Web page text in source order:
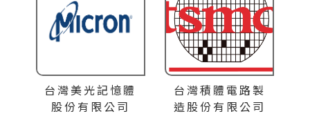
台灣美光記憶體
股份有限公司
台灣積體電路製
造股份有限公司